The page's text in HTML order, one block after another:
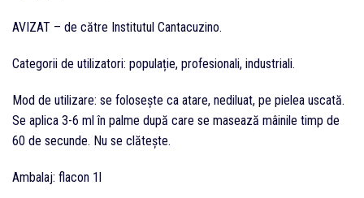
AVIZAT – de către Institutul Cantacuzino.
Categorii de utilizatori: populație, profesionali, industriali.
Mod de utilizare: se folosește ca atare, nediluat, pe pielea uscată.
Se aplica 3-6 ml în palme după care se masează mâinile timp de
60 de secunde. Nu se clătește.
Ambalaj: flacon 1l